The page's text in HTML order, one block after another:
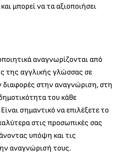
μπορεί να τα αξιοποιήσει
αναγνωρίζονται από
της αγγλικής γλώσσας σε
διαφορές στην αναγνώριση, στη
του κάθε
σημαντικό να επιλέξετε το
στις προσωπικές σας
υπόψη και τις
αναγνώρισή τους.